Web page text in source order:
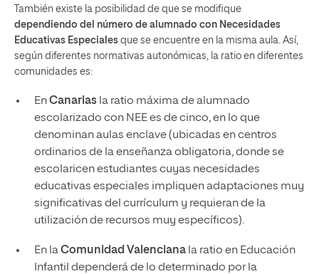
También existe la posibilidad de que se modifique
dependiendo del número de alumnado con Necesidades
Educativas Especiales que se encuentre en la misma aula. Así,
según diferentes normativas autonómicas, la ratio en diferentes
comunidades es:
EnCanariasla ratio máxima de alumnado
escolarizado con NEE es de cinco, en lo que
denominan aulas enclave (ubicadas en centros
ordinarios de la enseñanza obligatoria, donde se
escolaricen estudiantes cuyas necesidades
educativas especiales impliquen adaptaciones muy
significativas del currículum y requieran de la
utilización de recursos muy específicos).
En laComunidad Valencianala ratio en Educación
Infantil dependerá de lo determinado por la